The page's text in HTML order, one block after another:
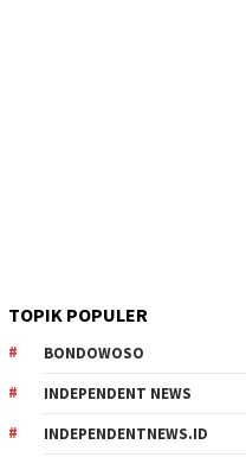
TOPIK POPULER
BONDOWOSO
INDEPENDENT NEWS
INDEPENDENTNEWS.ID